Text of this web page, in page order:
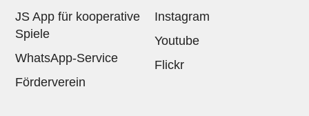
JS App für kooperative
Spiele
WhatsApp-Service
Förderverein
Instagram
Youtube
Flickr